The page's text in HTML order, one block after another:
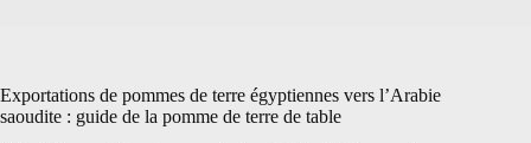
Exportations de pommes de terre égyptiennes vers l’Arabie
saoudite : guide de la pomme de terre de table